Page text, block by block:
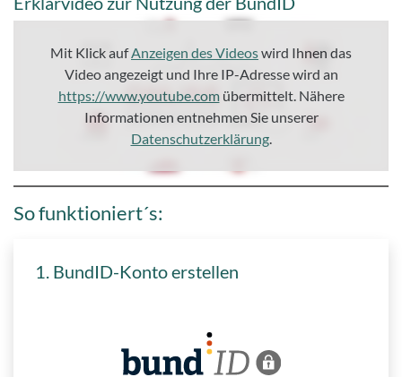
Mit Klick aufAnzeigen des Videoswird Ihnen das
Video angezeigt und Ihre IP-Adresse wird an
https://www.youtube.comübermittelt. Nähere
Informationen entnehmen Sie unserer
Datenschutzerklärung.
So funktioniert´s:
1. BundID-Konto erstellen